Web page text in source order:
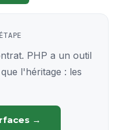
PHP a un outil
l'héritage : les
→